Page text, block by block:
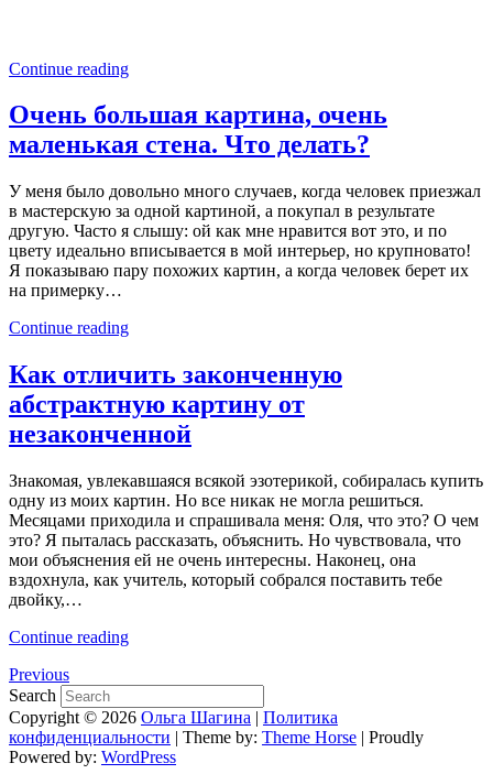
Continue reading
Очень большая картина, очень
маленькая стена. Что делать?
У меня было довольно много случаев, когда человек приезжал
в мастерскую за одной картиной, а покупал в результате
другую. Часто я слышу: ой как мне нравится вот это, и по
цвету идеально вписывается в мой интерьер, но крупновато!
Я показываю пару похожих картин, а когда человек берет их
на примерку…
Continue reading
Как отличить законченную
абстрактную картину от
незаконченной
Знакомая, увлекавшаяся всякой эзотерикой, собиралась купить
одну из моих картин. Но все никак не могла решиться.
Месяцами приходила и спрашивала меня: Оля, что это? О чем
это? Я пыталась рассказать, объяснить. Но чувствовала, что
мои объяснения ей не очень интересны. Наконец, она
вздохнула, как учитель, который собрался поставить тебе
двойку,…
Continue reading
Previous
Search
Copyright © 2026 Ольга Шагина | Политика
конфиденциальности | Theme by: Theme Horse | Proudly
Powered by: WordPress